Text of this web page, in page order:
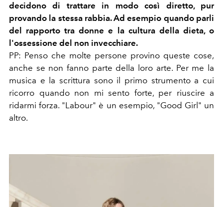
decidono di trattare in modo così diretto, pur
provando la stessa rabbia. Ad esempio quando parli
del rapporto tra donne e la cultura della dieta, o
l'ossessione del non invecchiare.
PP: Penso che molte persone provino queste cose,
anche se non fanno parte della loro arte. Per me la
musica e la scrittura sono il primo strumento a cui
ricorro quando non mi sento forte, per riuscire a
ridarmi forza. "Labour" è un esempio, "Good Girl" un
altro.